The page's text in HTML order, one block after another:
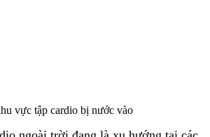
vực tập cardio bị nước vào